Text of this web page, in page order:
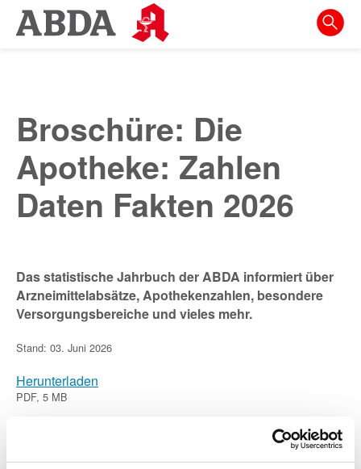
Springe
direkt
zur
Meta-
Navigation
zum
Suche
Broschüre: Die
Apotheke: Zahlen
Daten Fakten 2026
Das statistische Jahrbuch der ABDA informiert über
Arzneimittelabsätze, Apothekenzahlen, besondere
Versorgungsbereiche und vieles mehr.
Stand: 03. Juni 2026
Herunterladen
PDF, 5 MB